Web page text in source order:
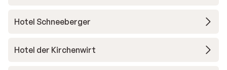
Hotel Schneeberger
Hotel der Kirchenwirt